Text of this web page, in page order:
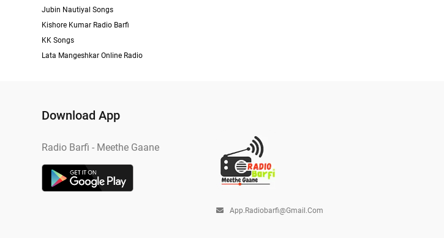
Jubin Nautiyal Songs
Kishore Kumar Radio Barfi
KK Songs
Lata Mangeshkar Online Radio
Download App
Radio Barfi - Meethe Gaane
App.radiobarfi@gmail.com